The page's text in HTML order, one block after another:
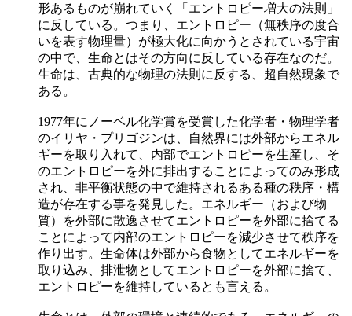
形あるものが崩れていく「エントロピー増大の法則」
に反している。つまり、エントロピー（無秩序の度合
いを表す物理量）が極大化に向かうとされている宇宙
の中で、生命とはその方向に反している存在なのだ。
生命は、古典的な物理の法則に反する、超自然現象で
ある。
1977年にノーベル化学賞を受賞した化学者・物理学者
のイリヤ・プリゴジンは、自然界には外部からエネル
ギーを取り入れて、内部でエントロピーを生産し、そ
のエントロピーを外に排出することによってのみ形成
され、非平衡状態の中で維持されるある種の秩序・構
造が存在する事を発見した。エネルギー（および物
質）を外部に散逸させてエントロピーを外部に捨てる
ことによって内部のエントロピーを減少させて秩序を
作り出す。生命体は外部から食物としてエネルギーを
取り込み、排泄物としてエントロピーを外部に捨て、
エントロピーを維持しているとも言える。